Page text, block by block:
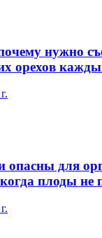
нужно
орехов
опасны для
плоды не